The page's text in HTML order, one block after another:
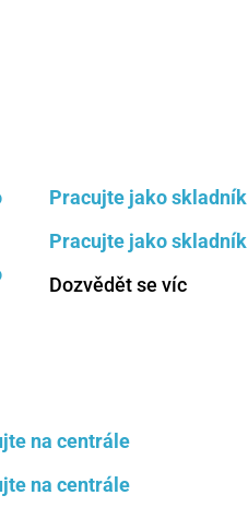
Pracujte jako skladník
Pracujte jako skladník
Dozvědět se víc
na centrále
na centrále